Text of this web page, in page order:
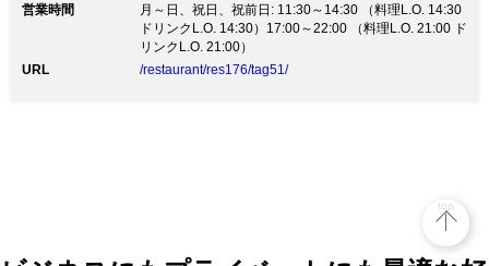
プでご用意しております。 ◆夜景も人気◆地上120mか
らの絶景と、ホテル内ならではの気品と贅沢感。 優雅
なひと時をお過ごしいただけます。 ◇完全個室あり◇
まわりのお客様を気にせず、ゆっくりとお食事をお愉し
営業時間
月～日、祝日、祝前日: 11:30～14:30 （料理L.O. 14:30
ドリンクL.O. 14:30）17:00～22:00 （料理L.O. 21:00 ド
リンクL.O. 21:00）
URL
/restaurant/res176/tag51/
top